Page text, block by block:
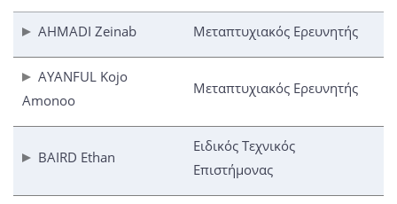
AHMADI Zeinab Μεταπτυχιακός Ερευνητής
AYANFUL Kojo
Amonoo
Μεταπτυχιακός Ερευνητής
BAIRD Ethan
Ειδικός Τεχνικός
Επιστήμονας